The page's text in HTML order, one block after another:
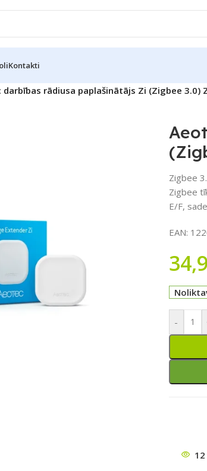
Kontakti
rādiusa paplašinātājs Zi (Zigbee 3.0)
Zigbee
Zigbee
E/F,
EAN:
-
12